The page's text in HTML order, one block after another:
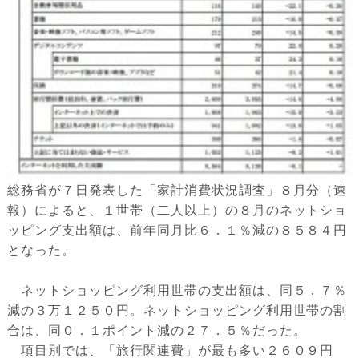
総務省が７日発表した「家計消費状況調査」８月分（速
報）によると、１世帯（二人以上）の８月のネットショ
ッピング支出額は、前年同月比６．１％減の８５８４円
となった。
ネットショッピング利用世帯の支出額は、同５．７％
減の３万１２５０円。ネットショッピング利用世帯の割
合は、同０．１ポイント減の２７．５％だった。
項目別では、「旅行関連費」が最も多い２６０９円